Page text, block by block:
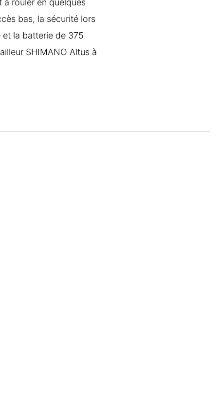
à rouler en quelques
bas, la sécurité lors
et la batterie de 375
SHIMANO Altus à